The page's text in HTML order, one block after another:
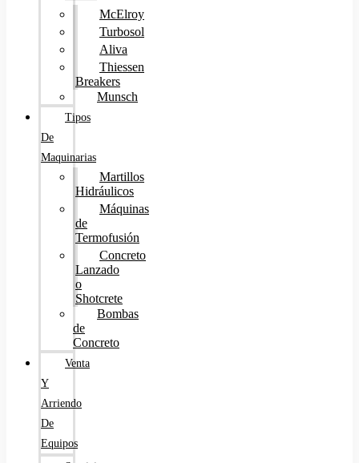
McElroy
Turbosol
Aliva
Thiessen
Breakers
Munsch
Tipos
De
Maquinarias
Martillos
Hidráulicos
Máquinas
de
Termofusión
Concreto
Lanzado
o
Shotcrete
Bombas
de
Concreto
Venta
Y
Arriendo
De
Equipos